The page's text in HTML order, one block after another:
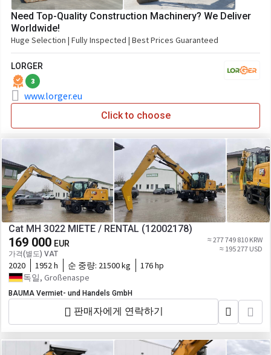
Need Top-Quality Construction Machinery? We Deliver
Worldwide!
Huge Selection | Fully Inspected | Best Prices Guaranteed
LORGER
3
www.lorger.eu
Click to choose
Cat MH 3022 MIETE / RENTAL (12002178)
169 000 EUR
가격(별도) VAT
≈ 277 749 810 KRW
≈ 195 277 USD
2020 1952 h 순 중량: 21500 kg
176 hp
독일, Großenaspe
BAUMA Vermiet- und Handels GmbH
판매자에게 연락하기